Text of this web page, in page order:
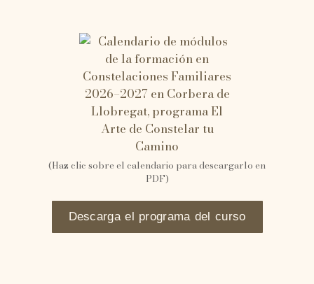
(Haz clic sobre el calendario para descargarlo en
PDF)
Descarga el programa del curso